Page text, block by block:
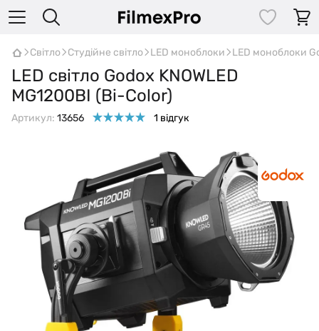
Світло Студійне світло LED моноблоки LED моноблоки
LED світло Godox KNOWLED
MG1200BI (Bi-Color)
Артикул: 13656 1 відгук